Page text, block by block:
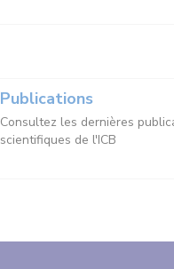
Publications
Consultez les dernières
scientifiques de l'ICB